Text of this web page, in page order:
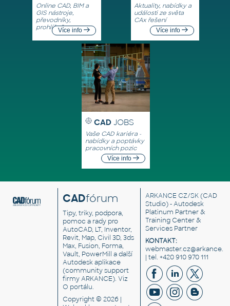
Online CAD, BIM a
GIS nástroje,
převodníky,
prohlížečeVíce info
Aktuality, nabídky a
události ze světa
CAx řešení
Více info
CAD JOBS
Vaše CAD kariéra -
nabídky a poptávky
pracovních pozic
Více info
CADfórum
Tipy, triky, podpora,
pomoc a rady pro
AutoCAD, LT, Inventor,
Revit, Map, Civil 3D, 3ds
Max, Fusion, Forma,
Vault, PowerMill a další
Autodesk aplikace
(community support
firmy ARKANCE). Viz
O portálu.
Copyright © 2026 |
ARKANCE CZ/SK(CAD
Studio) - Autodesk
Platinum Partner &
Training Center &
Services Partner
KONTAKT:
| tel. +420 910 970 111